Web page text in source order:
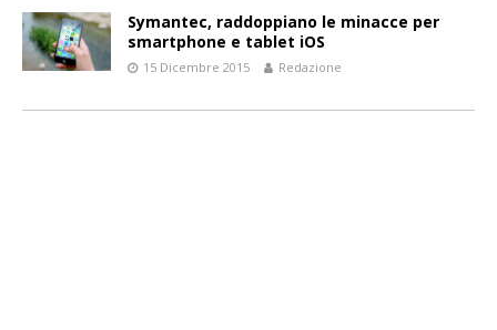
Symantec, raddoppiano le minacce per
smartphone e tablet iOS
15 Dicembre 2015 Redazione